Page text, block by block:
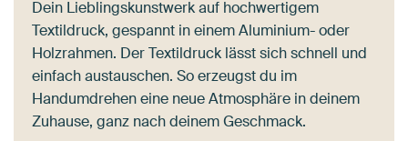
Dein Lieblingskunstwerk auf hochwertigem
Textildruck, gespannt in einem Aluminium- oder
Holzrahmen. Der Textildruck lässt sich schnell und
einfach austauschen. So erzeugst du im
Handumdrehen eine neue Atmosphäre in deinem
Zuhause, ganz nach deinem Geschmack.